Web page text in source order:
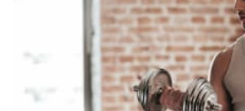
Přihlášení
Sledujte nás